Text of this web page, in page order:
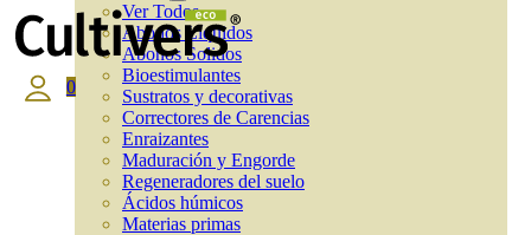
Ver Todos
Abonos Líquidos
Abonos Solidos
Bioestimulantes
Sustratos y decorativas
Correctores de Carencias
Enraizantes
Maduración y Engorde
Regeneradores del suelo
Ácidos húmicos
Materias primas
0